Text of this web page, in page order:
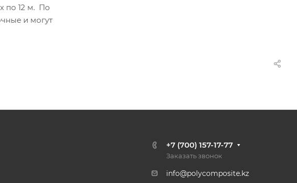
по 12 м. По
и могут
+7 (700) 157-17-77
Заказать звонок
info@polycomposite.kz